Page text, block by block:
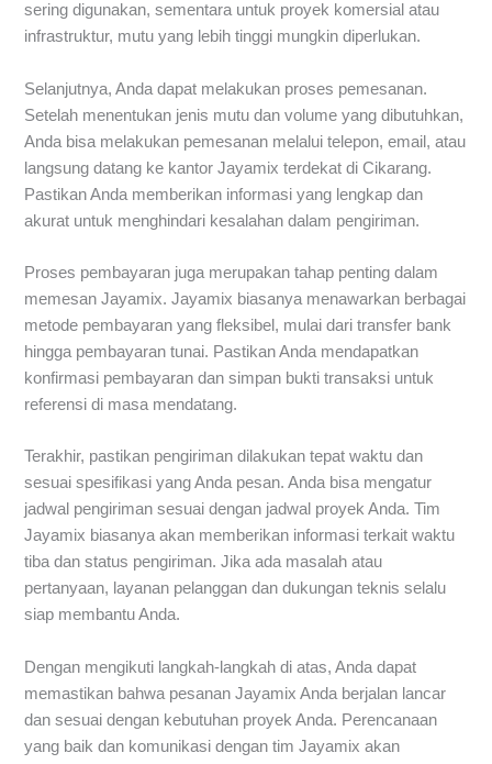
sering digunakan, sementara untuk proyek komersial atau
infrastruktur, mutu yang lebih tinggi mungkin diperlukan.
Selanjutnya, Anda dapat melakukan proses pemesanan.
Setelah menentukan jenis mutu dan volume yang dibutuhkan,
Anda bisa melakukan pemesanan melalui telepon, email, atau
langsung datang ke kantor Jayamix terdekat di Cikarang.
Pastikan Anda memberikan informasi yang lengkap dan
akurat untuk menghindari kesalahan dalam pengiriman.
Proses pembayaran juga merupakan tahap penting dalam
memesan Jayamix. Jayamix biasanya menawarkan berbagai
metode pembayaran yang fleksibel, mulai dari transfer bank
hingga pembayaran tunai. Pastikan Anda mendapatkan
konfirmasi pembayaran dan simpan bukti transaksi untuk
referensi di masa mendatang.
Terakhir, pastikan pengiriman dilakukan tepat waktu dan
sesuai spesifikasi yang Anda pesan. Anda bisa mengatur
jadwal pengiriman sesuai dengan jadwal proyek Anda. Tim
Jayamix biasanya akan memberikan informasi terkait waktu
tiba dan status pengiriman. Jika ada masalah atau
pertanyaan, layanan pelanggan dan dukungan teknis selalu
siap membantu Anda.
Dengan mengikuti langkah-langkah di atas, Anda dapat
memastikan bahwa pesanan Jayamix Anda berjalan lancar
dan sesuai dengan kebutuhan proyek Anda. Perencanaan
yang baik dan komunikasi dengan tim Jayamix akan